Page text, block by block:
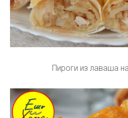
Пироги из лаваша